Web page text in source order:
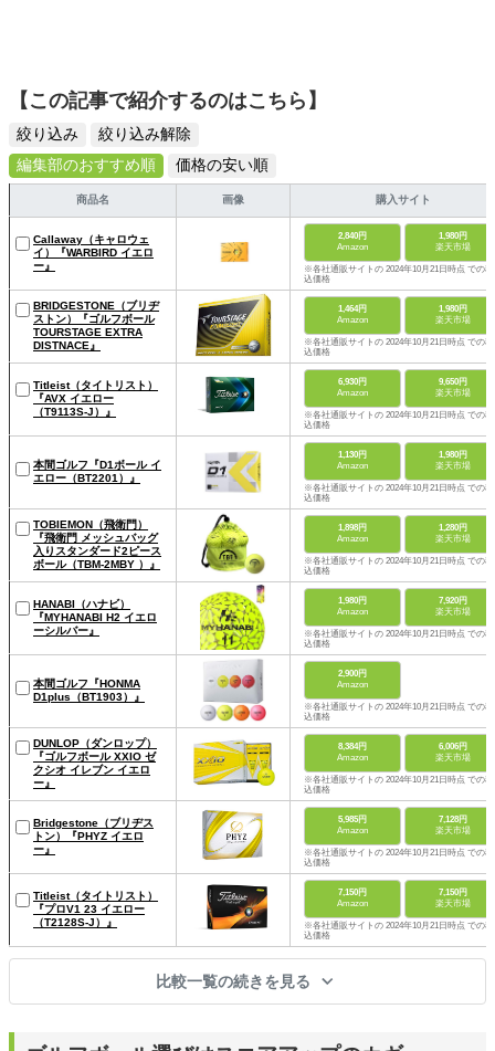
【この記事で紹介するのはこちら】
絞り込み
絞り込み解除
編集部のおすすめ順
価格の安い順
商品名 画像 購入サイト
Callaway（キャロウェ
イ）『WARBIRD イエロ
ー』
2,840円
Amazon
1,980円
楽天市場
※各社通販サイトの 2024年10月21日時点 での税
込価格
BRIDGESTONE（ブリヂ
ストン）『ゴルフボール
TOURSTAGE EXTRA
DISTNACE』
1,464円
Amazon
1,980円
楽天市場
※各社通販サイトの 2024年10月21日時点 での税
込価格
Titleist（タイトリスト）
『AVX イエロー
（T9113S-J）』
6,930円
Amazon
9,650円
楽天市場
※各社通販サイトの 2024年10月21日時点 での税
込価格
本間ゴルフ『D1ボール イ
エロー（BT2201）』
1,130円
Amazon
1,980円
楽天市場
※各社通販サイトの 2024年10月21日時点 での税
込価格
TOBIEMON（飛衛門）
『飛衛門 メッシュバッグ
入りスタンダード2ピース
ボール（TBM-2MBY ）』
1,898円
Amazon
1,280円
楽天市場
※各社通販サイトの 2024年10月21日時点 での税
込価格
HANABI（ハナビ）
『MYHANABI H2 イエロ
ーシルバー』
1,980円
Amazon
7,920円
楽天市場
※各社通販サイトの 2024年10月21日時点 での税
込価格
本間ゴルフ『HONMA
D1plus（BT1903）』
2,900円
Amazon
※各社通販サイトの 2024年10月21日時点 での税
込価格
DUNLOP（ダンロップ）
『ゴルフボール XXIO ゼ
クシオ イレブン イエロ
ー』
8,384円
Amazon
6,006円
楽天市場
※各社通販サイトの 2024年10月21日時点 での税
込価格
Bridgestone（ブリヂス
トン）『PHYZ イエロ
ー』
5,985円
Amazon
7,128円
楽天市場
※各社通販サイトの 2024年10月21日時点 での税
込価格
Titleist（タイトリスト）
『プロV1 23 イエロー
（T2128S-J）』
7,150円
Amazon
7,150円
楽天市場
※各社通販サイトの 2024年10月21日時点 での税
込価格
比較一覧の続きを見る